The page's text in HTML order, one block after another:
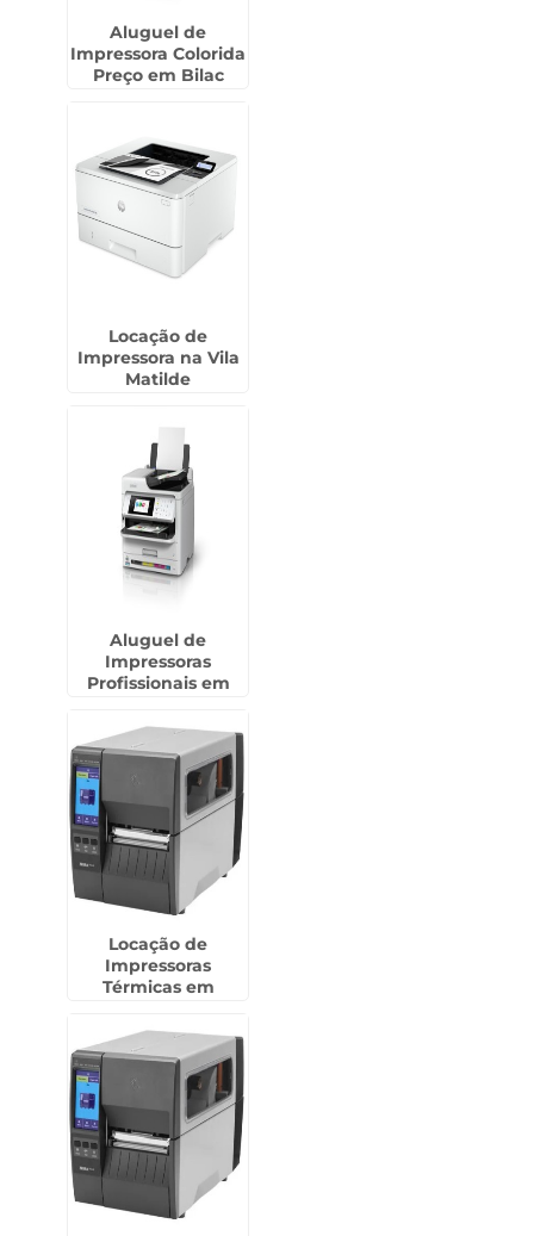
Aluguel de
Impressora Colorida
Preço em Bilac
Locação de
Impressora na Vila
Matilde
Aluguel de
Impressoras
Profissionais em
Guarulhos
Locação de
Impressoras
Térmicas em